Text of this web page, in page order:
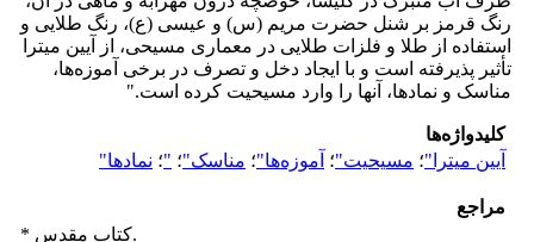
رنگ قرمز بر شنل حضرت مریم (س) و عیسی (ع)، رنگ طلایی و
استفاده از طلا و فلزات طلایی در معماری مسیحی، از آیین میترا
تأثیر پذیرفته است و با ایجاد دخل و تصرف در برخی آموزه‌ها،
مناسک و نمادها، آنها را وارد مسیحیت کرده است."
کلیدواژه‌ها
آیین میترا"؛ مسیحیت"؛ آموزه‌ها"؛ مناسک"؛ "؛ نمادها"
مراجع
* کتاب مقدس.